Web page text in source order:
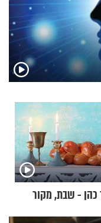
כהן - שבת, מקור